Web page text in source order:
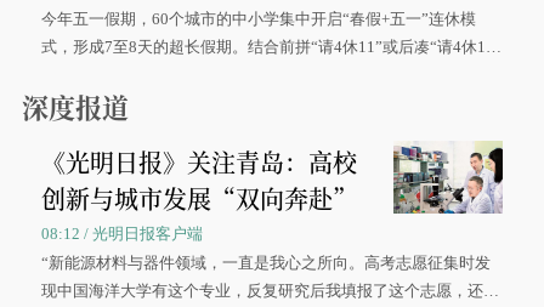
今年五一假期，60个城市的中小学集中开启“春假+五一”连休模
式，形成7至8天的超长假期。结合前拼“请4休11”或后凑“请4休1
深度报道
《光明日报》关注青岛：高校
创新与城市发展“双向奔赴”
08:12 / 光明日报客户端
“新能源材料与器件领域，一直是我心之所向。高考志愿征集时发
现中国海洋大学有这个专业，反复研究后我填报了这个志愿，还真